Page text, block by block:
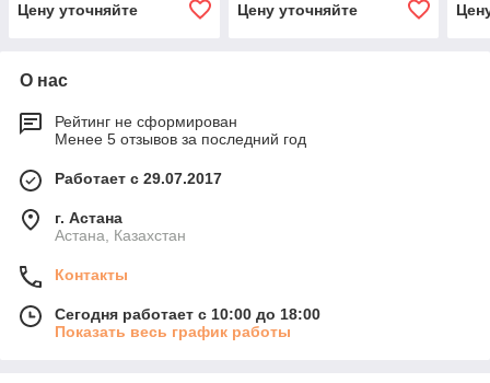
Цену уточняйте
Цену уточняйте
О нас
Рейтинг не сформирован
Менее 5 отзывов за последний год
Работает с 29.07.2017
г. Астана
Астана, Казахстан
Контакты
Сегодня работает с 10:00 до 18:00
Показать весь график работы